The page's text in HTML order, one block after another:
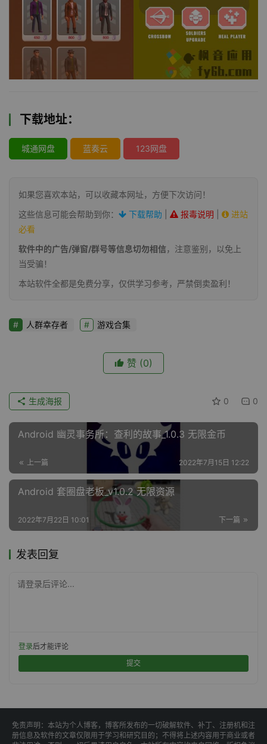
下载地址：
城通网盘 蓝奏云 123网盘
如果您喜欢本站，可以收藏本网址，方便下次访问！
这些信息可能会帮助到你：
下载帮助 报毒说明
进站
必看
软件中的广告/弹窗/群号等信息切勿相信，注意鉴别，以免上
当受骗！
本站软件全都是免费分享，仅供学习参考，严禁倒卖盈利！
人群幸存者 游戏合集
赞 (0)
0 0
生成海报
Android 幽灵事务所：查利的故事_1.0.3 无限金币
上一篇 2022年7月15日 12:22
Android 套圈盘老板_v1.0.2 无限资源
下一篇
2022年7月22日 10:01
发表回复
请登录后评论...
登录后才能评论
提交
免责声明：本站为个人博客，博客所发布的一切破解软件、补丁、注册机和注
册信息及软件的文章仅限用于学习和研究目的；不得将上述内容用于商业或者